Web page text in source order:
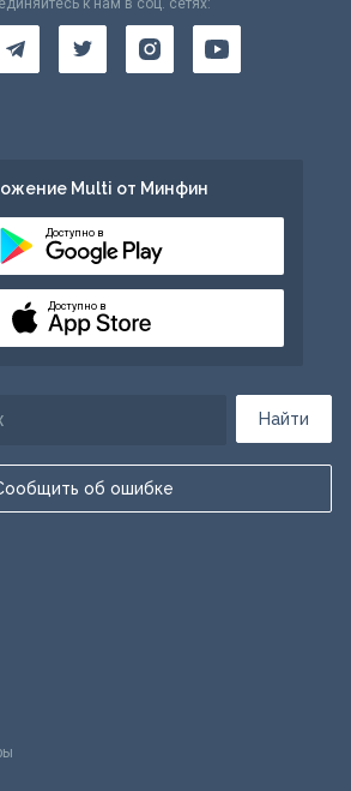
Найти
об ошибке
Multi от Минфин
Доступно в
Доступно в